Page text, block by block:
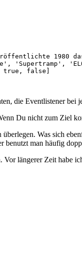
die Eventlistener bei
Du nicht zum Ziel
Was sich
benutzt man häufig
längerer Zeit habe